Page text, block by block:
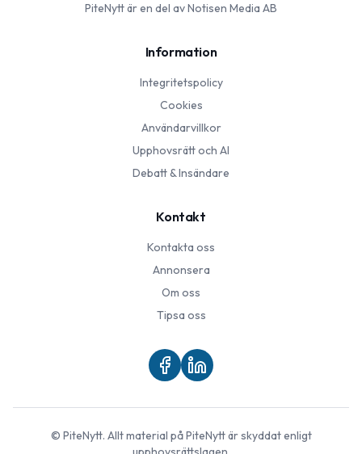
PiteNyttär en del av Notisen Media AB
Information
Integritetspolicy
Cookies
Användarvillkor
Upphovsrätt och AI
Debatt & Insändare
Kontakt
Kontakta oss
Annonsera
Om oss
Tipsa oss
© PiteNytt. Allt material påPiteNyttär skyddat enligt